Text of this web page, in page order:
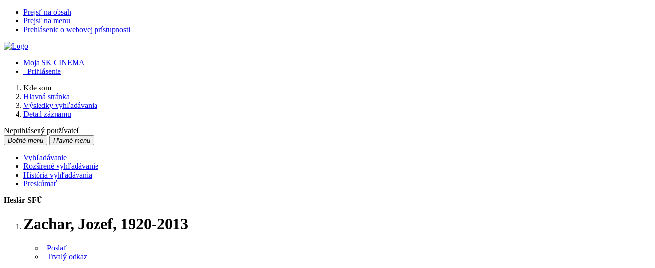
Prejsť na obsah
Prejsť na menu
Prehlásenie o webovej prístupnosti
Moja SK CINEMA
Prihlásenie
Kde som
Hlavná stránka
Výsledky vyhľadávania
Detail záznamu
Neprihlásený používateľ
Bočné menu Hlavné menu
Vyhľadávanie
Rozšírené vyhľadávanie
História vyhľadávania
Preskúmať
Heslár SFÚ
Zachar, Jozef, 1920-2013
Poslať
Trvalý odkaz